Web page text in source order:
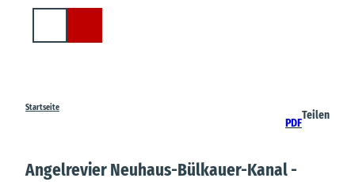
Startseite
PDF
Teilen
Angelrevier Neuhaus-Bülkauer-Kanal -